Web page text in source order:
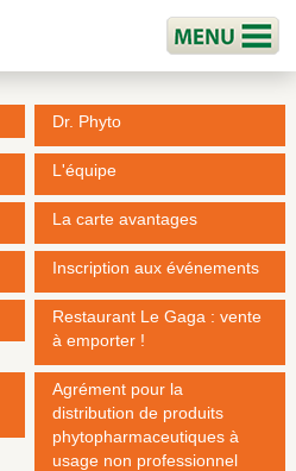
Dr. Phyto
L'équipe
La carte avantages
Inscription aux événements
Restaurant Le Gaga : vente
à emporter !
Agrément pour la
distribution de produits
phytopharmaceutiques à
usage non professionnel